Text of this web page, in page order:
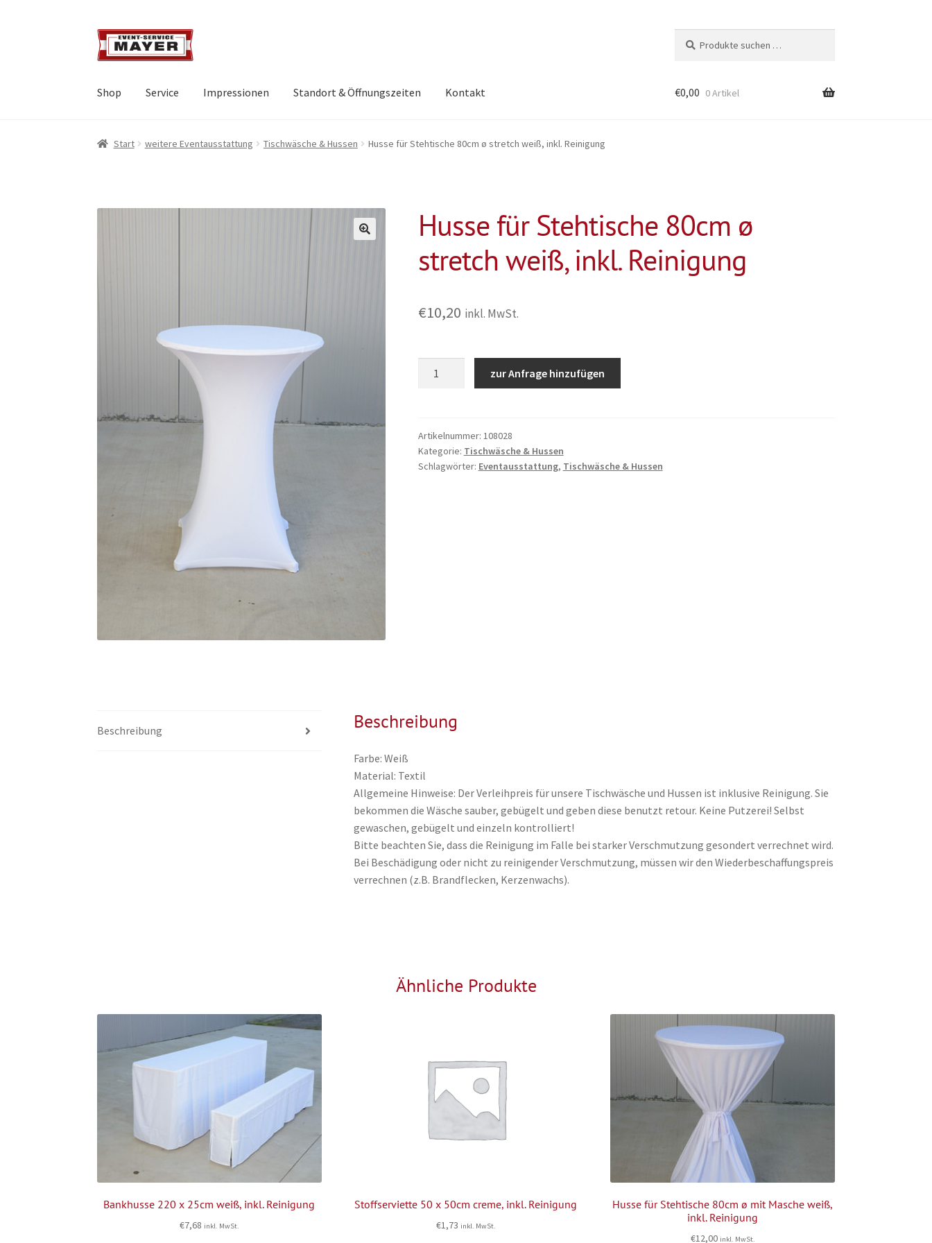
nach:
Shop Service Impressionen Standort & Öffnungszeiten Kontakt €0,00 0 Artikel
Start weitere Eventausstattung Tischwäsche & Hussen Husse für Stehtische 80cm ø stretch weiß, inkl. Reinigung
Husse für Stehtische 80cm ø
stretch weiß, inkl. Reinigung
€10,20 inkl. MwSt.
ø
stretch
weiß,
zur Anfrage hinzufügen
Artikelnummer: 108028
Kategorie: Tischwäsche & Hussen
Schlagwörter: Eventausstattung, Tischwäsche & Hussen
Beschreibung Beschreibung
Farbe: Weiß
Material: Textil
Allgemeine Hinweise: Der Verleihpreis für unsere Tischwäsche und Hussen ist inklusive Reinigung. Sie
bekommen die Wäsche sauber, gebügelt und geben diese benutzt retour. Keine Putzerei! Selbst
gewaschen, gebügelt und einzeln kontrolliert!
Bitte beachten Sie, dass die Reinigung im Falle bei starker Verschmutzung gesondert verrechnet wird.
Bei Beschädigung oder nicht zu reinigender Verschmutzung, müssen wir den Wiederbeschaffungspreis
verrechnen (z.B. Brandflecken, Kerzenwachs).
Ähnliche Produkte
Bankhusse 220 x 25cm weiß, inkl. Reinigung
€7,68 inkl. MwSt.
Stoffserviette 50 x 50cm creme, inkl. Reinigung
€1,73 inkl. MwSt.
Husse für Stehtische 80cm ø mit Masche weiß,
inkl. Reinigung
€12,00 inkl. MwSt.